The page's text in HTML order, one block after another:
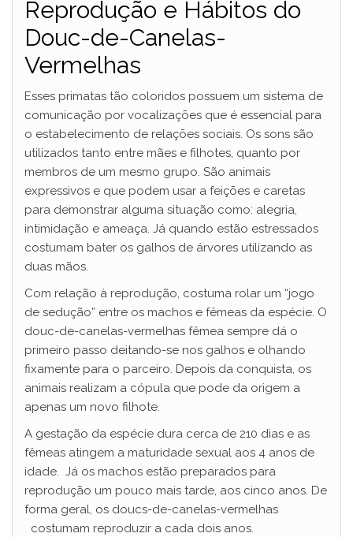
Reprodução e Hábitos do
Douc-de-Canelas-
Vermelhas
Esses primatas tão coloridos possuem um sistema de
comunicação por vocalizações que é essencial para
o estabelecimento de relações sociais. Os sons são
utilizados tanto entre mães e filhotes, quanto por
membros de um mesmo grupo. São animais
expressivos e que podem usar a feições e caretas
para demonstrar alguma situação como: alegria,
intimidação e ameaça. Já quando estão estressados
costumam bater os galhos de árvores utilizando as
duas mãos.
Com relação à reprodução, costuma rolar um “jogo
de sedução” entre os machos e fêmeas da espécie. O
douc-de-canelas-vermelhas fêmea sempre dá o
primeiro passo deitando-se nos galhos e olhando
fixamente para o parceiro. Depois da conquista, os
animais realizam a cópula que pode da origem a
apenas um novo filhote.
A gestação da espécie dura cerca de 210 dias e as
fêmeas atingem a maturidade sexual aos 4 anos de
idade. Já os machos estão preparados para
reprodução um pouco mais tarde, aos cinco anos. De
forma geral, os doucs-de-canelas-vermelhas
costumam reproduzir a cada dois anos.